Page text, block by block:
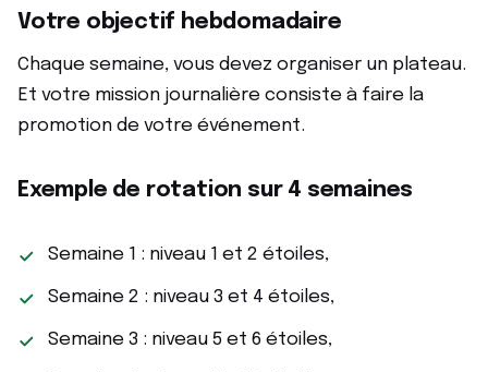
Votre objectif hebdomadaire
Chaque semaine, vous devez organiser un plateau.
Et votre mission journalière consiste à faire la
promotion de votre événement.
Exemple de rotation sur 4 semaines
Semaine 1 : niveau 1 et 2 étoiles,
Semaine 2 : niveau 3 et 4 étoiles,
Semaine 3 : niveau 5 et 6 étoiles,